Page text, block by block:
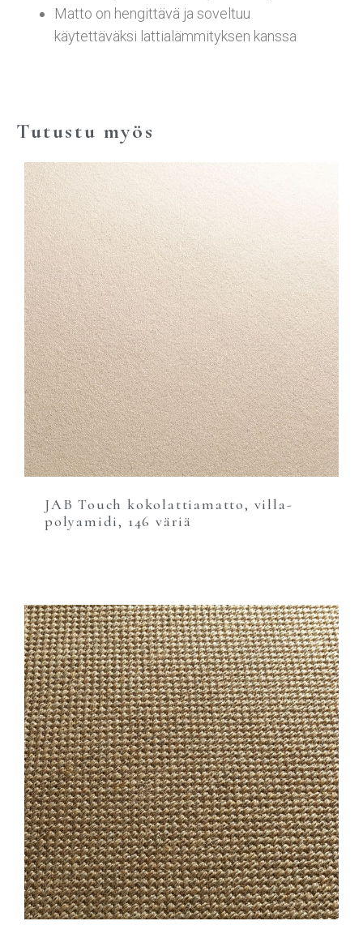
Matto on hengittävä ja soveltuu
käytettäväksi lattialämmityksen kanssa
Tutustu myös
JAB Touch kokolattiamatto, villa-
polyamidi, 146 väriä